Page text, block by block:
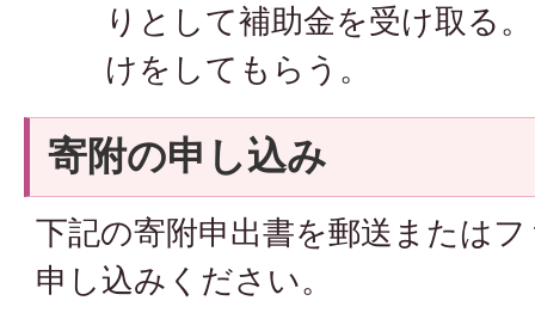
りとして補助金を受け取る
けをしてもらう。
寄附の申し込み
下記の寄附申出書を郵送または
申し込みください。